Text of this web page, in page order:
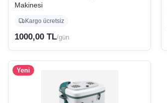
Makinesi
Kargo ücretsiz
1000,00 TL/gün
Yeni